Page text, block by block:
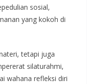
sosial,
yang kokoh di
tetapi juga
silaturahmi,
wahana refleksi diri